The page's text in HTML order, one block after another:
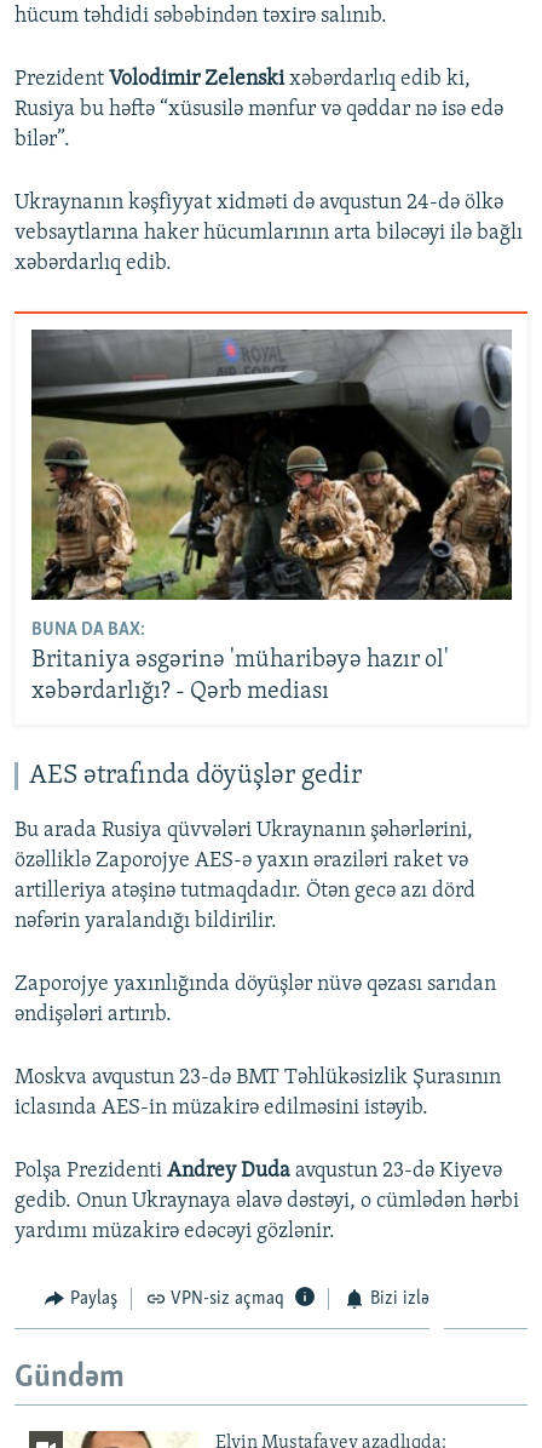
hücum təhdidi səbəbindən təxirə salınıb.
Prezident Volodimir Zelenskixəbərdarlıq edib ki,
Rusiya bu həftə “xüsusilə mənfur və qəddar nə isə edə
bilər”.
Ukraynanın kəşfiyyat xidməti də avqustun 24-də ölkə
vebsaytlarına haker hücumlarının arta biləcəyi ilə bağlı
xəbərdarlıq edib.
BUNA DA BAX:
Britaniya əsgərinə 'müharibəyə hazır ol'
xəbərdarlığı? - Qərb mediası
AES ətrafında döyüşlər gedir
Bu arada Rusiya qüvvələri Ukraynanın şəhərlərini,
özəlliklə Zaporojye AES-ə yaxın əraziləri raket və
artilleriya atəşinə tutmaqdadır. Ötən gecə azı dörd
nəfərin yaralandığı bildirilir.
Zaporojye yaxınlığında döyüşlər nüvə qəzası sarıdan
əndişələri artırıb.
Moskva avqustun 23-də BMT Təhlükəsizlik Şurasının
iclasında AES-in müzakirə edilməsini istəyib.
Polşa Prezidenti Andrey Duda avqustun 23-də Kiyevə
gedib. Onun Ukraynaya əlavə dəstəyi, o cümlədən hərbi
yardımı müzakirə edəcəyi gözlənir.
Paylaş VPN-siz açmaq Bizi izlə
Gündəm
Elvin Mustafayev azadlıqda: